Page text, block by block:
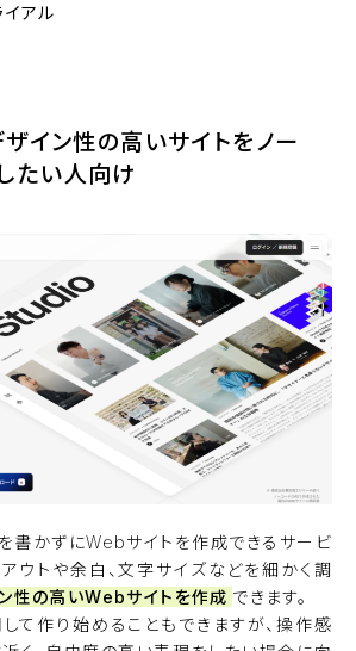
イアル
イン性の高いサイトをノー
たい人向け
書かずにWebサイトを作成できるサービ
ウトや余白、文字サイズなどを細かく調
性の高いWebサイトを作成 できます。
て作り始めることもできますが、操作感